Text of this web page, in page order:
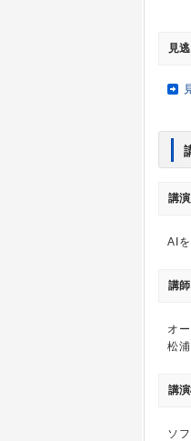
見
講
AI
講師
オ
松
講
ソ